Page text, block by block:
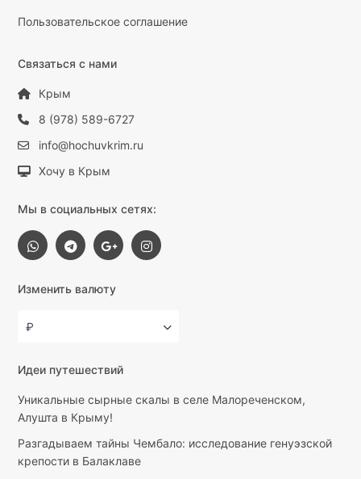
Пользовательское соглашение
Связаться с нами
Крым
8 (978) 589-6727
info@hochuvkrim.ru
Хочу в Крым
Мы в социальных сетях:
Изменить валюту
₽
Идеи путешествий
Уникальные сырные скалы в селе Малореченском,
Алушта в Крыму!
Разгадываем тайны Чембало: исследование генуэзской
крепости в Балаклаве